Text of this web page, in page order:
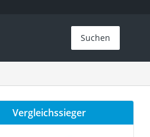
Suchen
Vergleichssieger